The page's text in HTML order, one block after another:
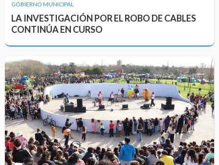
GOBIERNO MUNICIPAL
LA INVESTIGACIÓN POR EL ROBO DE CABLES
CONTINÚA EN CURSO